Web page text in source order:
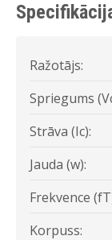
Ražotājs:
Spriegums
Strāva (Ic):
Jauda (w):
Frekvence
Korpuss: